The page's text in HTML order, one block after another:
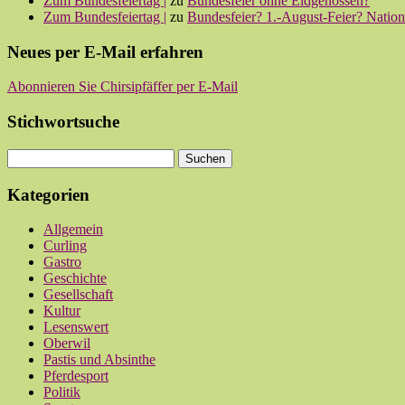
Zum Bundesfeiertag | zu Bundesfeier? 1.-August-Feier?
Neues per E-Mail erfahren
Abonnieren Sie Chirsipfäffer per E-Mail
Stichwortsuche
Kategorien
Allgemein
Curling
Gastro
Geschichte
Gesellschaft
Kultur
Lesenswert
Oberwil
Pastis und Absinthe
Pferdesport
Politik